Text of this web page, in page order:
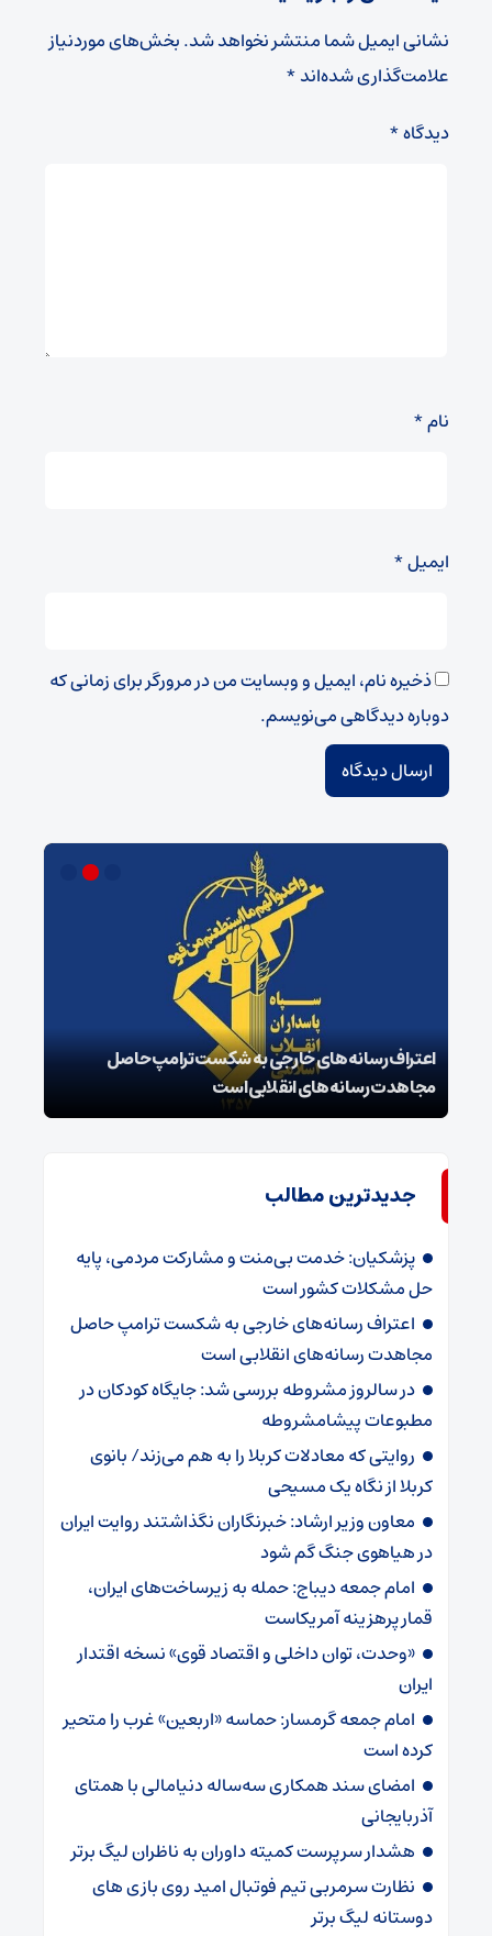
نشانی ایمیل شما منتشر نخواهد شد.بخش‌های موردنیاز
علامت‌گذاری شده‌اند*
دیدگاه*
نام*
ایمیل*
ذخیره نام، ایمیل و وبسایت من در مرورگر برای زمانی که
دوباره دیدگاهی می‌نویسم.
اعتراف رسانه‌های خارجی به شکست ترامپ حاصل
مجاهدت رسانه‌های انقلابی است
جدیدترین مطالب
پزشکیان: خدمت بی‌منت و مشارکت مردمی، پایه
حل مشکلات کشور است
اعتراف رسانه‌های خارجی به شکست ترامپ حاصل
مجاهدت رسانه‌های انقلابی است
در سالروز مشروطه بررسی شد: جایگاه کودکان در
مطبوعات پیشامشروطه
روایتی که معادلات کربلا را به هم می‌زند/ بانوی
کربلا از نگاه یک مسیحی
معاون وزیر ارشاد: خبرنگاران نگذاشتند روایت ایران
در هیاهوی جنگ گم شود
امام جمعه دیباج: حمله به زیرساخت‌های ایران،
قمار پرهزینه آمریکاست
«وحدت، توان داخلی و اقتصاد قوی» نسخه اقتدار
ایران
امام جمعه گرمسار: حماسه «اربعین» غرب را متحیر
کرده است
امضای سند همکاری سه‌ساله دنیامالی با همتای
آذربایجانی
هشدار سرپرست ‌کمیته داوران به ناظران لیگ برتر
نظارت سرمربی تیم‌ فوتبال امید روی بازی های
دوستانه لیگ برتر